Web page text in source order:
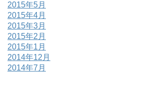
2015年5月
2015年4月
2015年3月
2015年2月
2015年1月
2014年12月
2014年7月